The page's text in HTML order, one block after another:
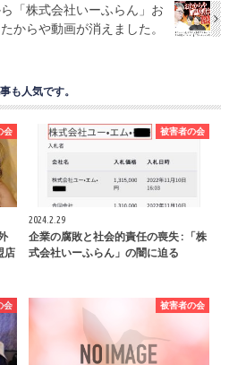
「株式会社いーふらん」お
たからや動画が消えました。
も人気です。
会
店
被害者の会
2024.2.29
企業の腐敗と社会的責任の喪失 : 「株
式会社いーふらん」の闇に迫る
会 被害者の会